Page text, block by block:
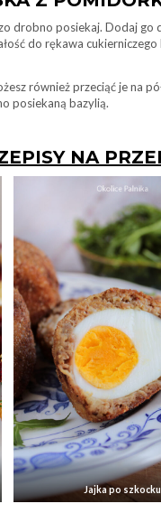
drobno posiekaj. Dodaj go
do rękawa cukierniczego
również przeciąć je na
posiekaną bazylią.
NA
Jajka po szkocku